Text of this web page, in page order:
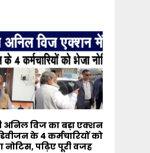
अनिल विज का बड़ा एक्शन
के 4 कर्मचारियों को
नोटिस, पढ़िए पूरी वजह